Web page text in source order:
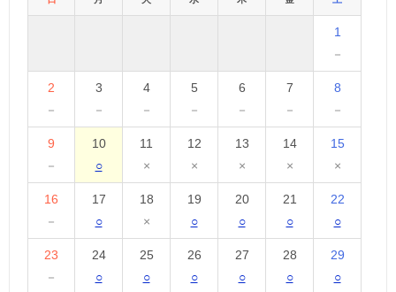
1
－
2
－
3
－
4
－
5
－
6
－
7
－
8
－
9
－
10
○
11
×
12
×
13
×
14
×
15
×
16
－
17
○
18
×
19
○
20
○
21
○
22
○
23
－
24
○
25
○
26
○
27
○
28
○
29
○